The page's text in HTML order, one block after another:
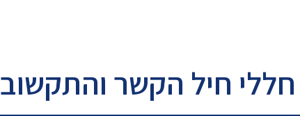
חיל הקשר והתקשוב